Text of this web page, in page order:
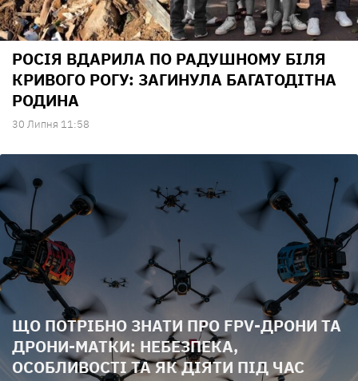
РОСІЯ ВДАРИЛА ПО РАДУШНОМУ БІЛЯ
КРИВОГО РОГУ: ЗАГИНУЛА БАГАТОДІТНА
РОДИНА
30 Липня 11:58
ЩО ПОТРІБНО ЗНАТИ ПРО FPV-ДРОНИ ТА
ДРОНИ-МАТКИ: НЕБЕЗПЕКА,
ОСОБЛИВОСТІ ТА ЯК ДІЯТИ ПІД ЧАС